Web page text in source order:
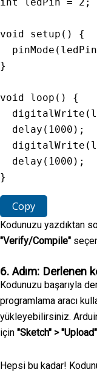
void setup ( )
{
pinMode ( ledPin
}
void loop ( )
{
digitalWrite (
delay ( 1000 ) ;
digitalWrite (
delay ( 1000 ) ;
}
Copy
Kodunuzu yazdıktan
"Verify/Compile"
6. Adım: Derlenen
Kodunuzu başarıyla
programlama aracı
yükleyebilirsiniz.
için "Sketch" > "Upload"
Hepsi bu kadar!